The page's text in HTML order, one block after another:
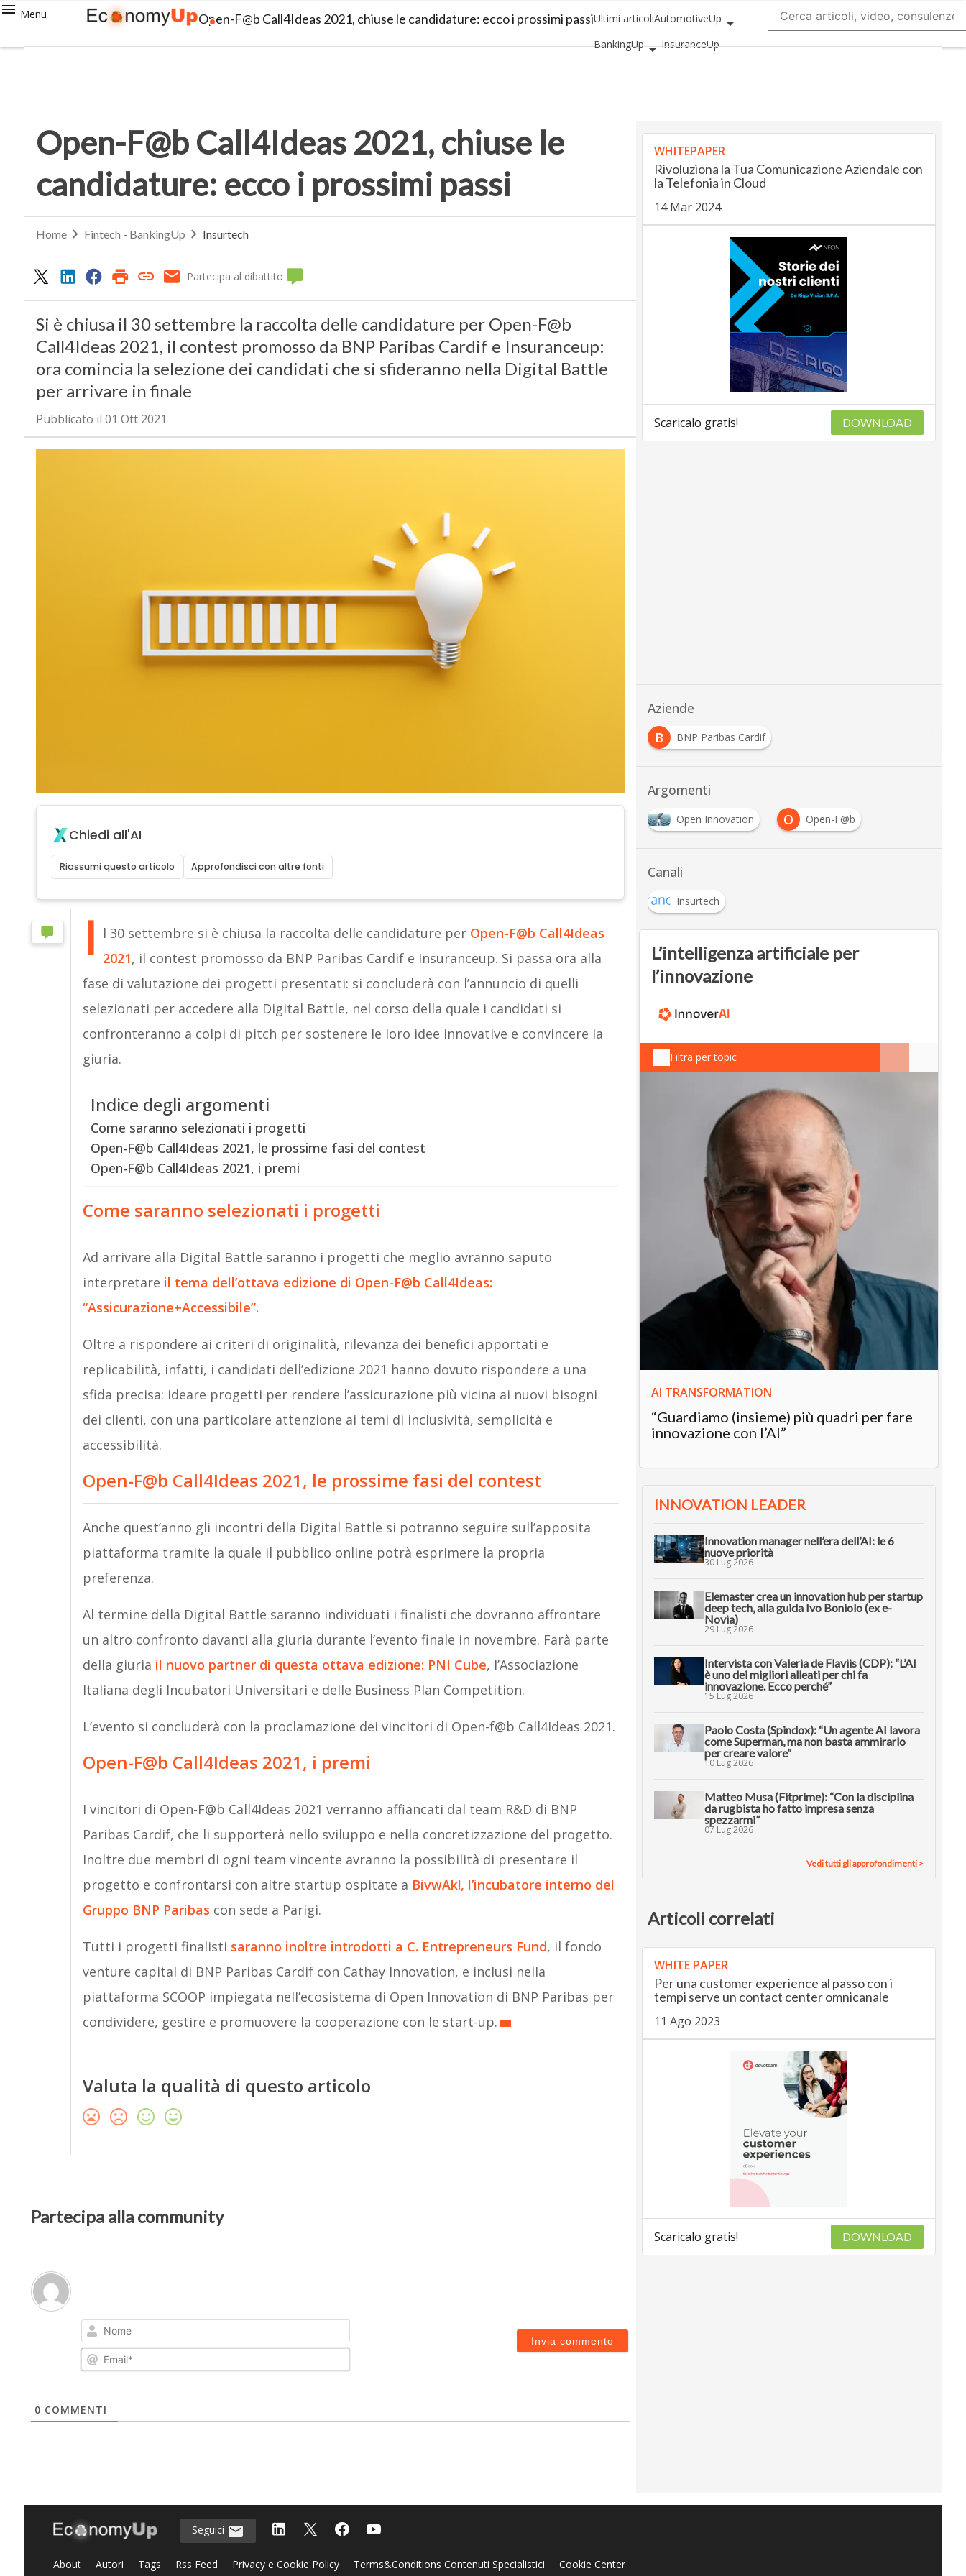
Menu Open-F@b Call4Ideas 2021, chiuse le candidature: ecco i prossimi passiUltimi articoliAutomotiveUp
BankingUp
InsuranceUp
Open-F@b Call4Ideas 2021, chiuse le
candidature: ecco i prossimi passi
Home Fintech - BankingUp Insurtech
Partecipa al dibattito
Si è chiusa il 30 settembre la raccolta delle candidature per Open-F@b
Call4Ideas 2021, il contest promosso da BNP Paribas Cardif e Insuranceup:
ora comincia la selezione dei candidati che si sfideranno nella Digital Battle
per arrivare in finale
Pubblicato il 01 Ott 2021
Chiedi all'AI
Riassumi questo articolo Approfondisci con altre fonti
I l 30 settembre si è chiusa la raccolta delle candidature per Open-F@b Call4Ideas
2021, il contest promosso da BNP Paribas Cardif e Insuranceup. Si passa ora alla
fase di valutazione dei progetti presentati: si concluderà con l’annuncio di quelli
selezionati per accedere alla Digital Battle, nel corso della quale i candidati si
confronteranno a colpi di pitch per sostenere le loro idee innovative e convincere la
giuria.
Indice degli argomenti
Come saranno selezionati i progetti
Open-F@b Call4Ideas 2021, le prossime fasi del contest
Open-F@b Call4Ideas 2021, i premi
Come saranno selezionati i progetti
Ad arrivare alla Digital Battle saranno i progetti che meglio avranno saputo
interpretare il tema dell’ottava edizione di Open-F@b Call4Ideas:
“Assicurazione+Accessibile”.
Oltre a rispondere ai criteri di originalità, rilevanza dei benefici apportati e
replicabilità, infatti, i candidati dell’edizione 2021 hanno dovuto rispondere a una
sfida precisa: ideare progetti per rendere l’assicurazione più vicina ai nuovi bisogni
dei clienti, con una particolare attenzione ai temi di inclusività, semplicità e
accessibilità.
Open-F@b Call4Ideas 2021, le prossime fasi del contest
Anche quest’anno gli incontri della Digital Battle si potranno seguire sull’apposita
piattaforma tramite la quale il pubblico online potrà esprimere la propria
preferenza.
Al termine della Digital Battle saranno individuati i finalisti che dovranno affrontare
un altro confronto davanti alla giuria durante l’evento finale in novembre. Farà parte
della giuria il nuovo partner di questa ottava edizione: PNI Cube, l’Associazione
Italiana degli Incubatori Universitari e delle Business Plan Competition.
L’evento si concluderà con la proclamazione dei vincitori di Open-f@b Call4Ideas 2021.
Open-F@b Call4Ideas 2021, i premi
I vincitori di Open-F@b Call4Ideas 2021 verranno affiancati dal team R&D di BNP
Paribas Cardif, che li supporterà nello sviluppo e nella concretizzazione del progetto.
Inoltre due membri di ogni team vincente avranno la possibilità di presentare il
progetto e confrontarsi con altre startup ospitate a BivwAk!, l’incubatore interno del
Gruppo BNP Paribas con sede a Parigi.
Tutti i progetti finalisti saranno inoltre introdotti a C. Entrepreneurs Fund, il fondo
venture capital di BNP Paribas Cardif con Cathay Innovation, e inclusi nella
piattaforma SCOOP impiegata nell’ecosistema di Open Innovation di BNP Paribas per
condividere, gestire e promuovere la cooperazione con le start-up.
Valuta la qualità di questo articolo
Partecipa alla community
Nome
Email*
0 COMMENTI
WHITEPAPER
Rivoluziona la Tua Comunicazione Aziendale con
la Telefonia in Cloud
14 Mar 2024
Scaricalo gratis! DOWNLOAD
Aziende
B
BNP Paribas Cardif
Argomenti
Open Innovation O Open-F@b
Canali
Insurtech
L’intelligenza artificiale per
l’innovazione
Filtra per topic
AI TRANSFORMATION
“Guardiamo (insieme) più quadri per fare
innovazione con l’AI”
INNOVATION LEADER
Innovation manager nell’era dell’AI: le 6
nuove priorità
30 Lug 2026
Elemaster crea un innovation hub per startup
deep tech, alla guida Ivo Boniolo (ex e-
Novia)
29 Lug 2026
Intervista con Valeria de Flaviis (CDP): “L’AI
è uno dei migliori alleati per chi fa
innovazione. Ecco perché”
15 Lug 2026
Paolo Costa (Spindox): “Un agente AI lavora
come Superman, ma non basta ammirarlo
per creare valore”
10 Lug 2026
Matteo Musa (Fitprime): “Con la disciplina
da rugbista ho fatto impresa senza
spezzarmi”
07 Lug 2026
Vedi tutti gli approfondimenti >
Articoli correlati
WHITE PAPER
Per una customer experience al passo con i
tempi serve un contact center omnicanale
11 Ago 2023
Scaricalo gratis! DOWNLOAD
Seguici
About Autori Tags Rss Feed Privacy e Cookie Policy Terms&Conditions Contenuti Specialistici Cookie Center